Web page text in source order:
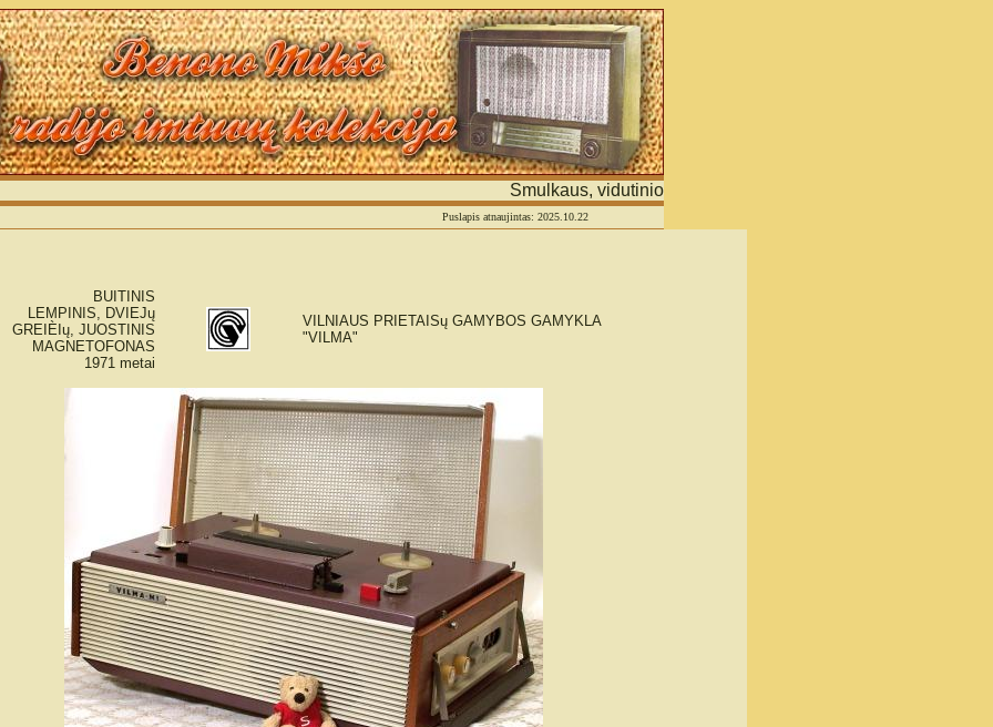
Smulkaus, vidutinio verslo ir asmeninių tinklapių portalas
Puslapis atnaujintas: 2025.10.22
BUITINIS
LEMPINIS, DVIEJų
GREIÈIų, JUOSTINIS
MAGNETOFONAS
1971 metai
VILNIAUS PRIETAISų GAMYBOS GAMYKLA
"VILMA"